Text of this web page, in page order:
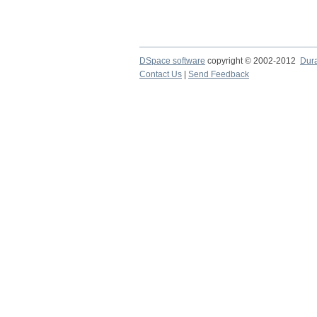
DSpace software copyright © 2002-2012
Contact Us
Send Feedback